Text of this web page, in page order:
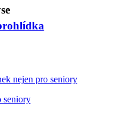
nejen pro seniory